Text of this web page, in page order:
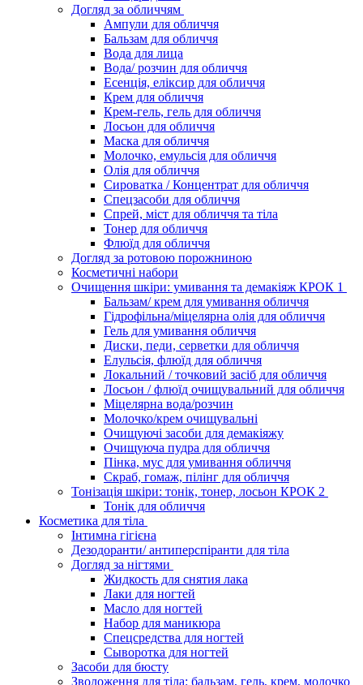
Догляд за обличчям
Ампули для обличчя
Бальзам для обличчя
Вода для лица
Вода/ розчин для обличчя
Есенція, еліксир для обличчя
Крем для обличчя
Крем-гель, гель для обличчя
Лосьон для обличчя
Маска для обличчя
Молочко, емульсія для обличчя
Олія для обличчя
Сироватка / Концентрат для обличчя
Спецзасоби для обличчя
Спрей, міст для обличчя та тіла
Тонер для обличчя
Флюїд для обличчя
Догляд за ротовою порожниною
Косметичні набори
Очищення шкіри: умивання та демакіяж КРОК 1
Бальзам/ крем для умивання обличчя
Гідрофільна/міцелярна олія для обличчя
Гель для умивання обличчя
Диски, педи, серветки для обличчя
Елульсія, флюїд для обличчя
Локальний / точковий засіб для обличчя
Лосьон / флюїд очищувальний для обличчя
Міцелярна вода/розчин
Молочко/крем очищувальні
Очищуючі засоби для демакіяжу
Очищуюча пудра для обличчя
Пінка, мус для умивання обличчя
Скраб, гомаж, пілінг для обличчя
Тонізація шкіри: тонік, тонер, лосьон КРОК 2
Тонік для обличчя
Косметика для тіла
Інтимна гігієна
Дезодоранти/ антиперспіранти для тіла
Догляд за нігтями
Жидкость для снятия лака
Лаки для ногтей
Масло для ногтей
Набор для маникюра
Спецсредства для ногтей
Сыворотка для ногтей
Засоби для бюсту
Зволоження для тіла: бальзам, гель, крем, молочко